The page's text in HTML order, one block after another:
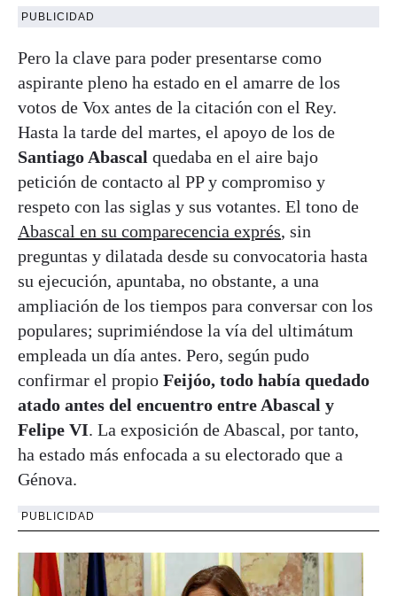
PUBLICIDAD
Pero la clave para poder presentarse como
aspirante pleno ha estado en el amarre de los
votos de Vox antes de la citación con el Rey.
Hasta la tarde del martes, el apoyo de los de
Santiago Abascal quedaba en el aire bajo
petición de contacto al PP y compromiso y
respeto con las siglas y sus votantes. El tono de
Abascal en su comparecencia exprés, sin
preguntas y dilatada desde su convocatoria hasta
su ejecución, apuntaba, no obstante, a una
ampliación de los tiempos para conversar con los
populares; suprimiéndose la vía del ultimátum
empleada un día antes. Pero, según pudo
confirmar el propio Feijóo, todo había quedado
atado antes del encuentro entre Abascal y
Felipe VI. La exposición de Abascal, por tanto,
ha estado más enfocada a su electorado que a
Génova.
PUBLICIDAD